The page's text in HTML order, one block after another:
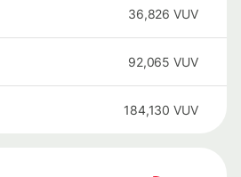
36,826 VUV
92,065 VUV
184,130 VUV